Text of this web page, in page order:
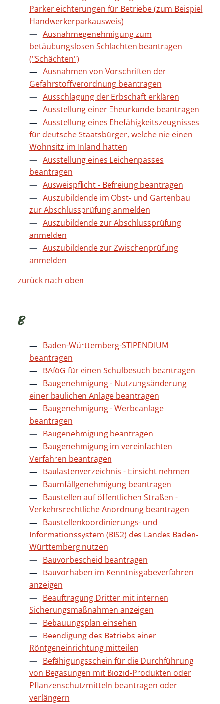
Parkerleichterungen für Betriebe (zum Beispiel
Handwerkerparkausweis)
Ausnahmegenehmigung zum
betäubungslosen Schlachten beantragen
("Schächten")
Ausnahmen von Vorschriften der
Gefahrstoffverordnung beantragen
Ausschlagung der Erbschaft erklären
Ausstellung einer Eheurkunde beantragen
Ausstellung eines Ehefähigkeitszeugnisses
für deutsche Staatsbürger, welche nie einen
Wohnsitz im Inland hatten
Ausstellung eines Leichenpasses
beantragen
Ausweispflicht - Befreiung beantragen
Auszubildende im Obst- und Gartenbau
zur Abschlussprüfung anmelden
Auszubildende zur Abschlussprüfung
anmelden
Auszubildende zur Zwischenprüfung
anmelden
zurück nach oben
B
Baden-Württemberg-STIPENDIUM
beantragen
BAföG für einen Schulbesuch beantragen
Baugenehmigung - Nutzungsänderung
einer baulichen Anlage beantragen
Baugenehmigung - Werbeanlage
beantragen
Baugenehmigung beantragen
Baugenehmigung im vereinfachten
Verfahren beantragen
Baulastenverzeichnis - Einsicht nehmen
Baumfällgenehmigung beantragen
Baustellen auf öffentlichen Straßen -
Verkehrsrechtliche Anordnung beantragen
Baustellenkoordinierungs- und
Informationssystem (BIS2) des Landes Baden-
Württemberg nutzen
Bauvorbescheid beantragen
Bauvorhaben im Kenntnisgabeverfahren
anzeigen
Beauftragung Dritter mit internen
Sicherungsmaßnahmen anzeigen
Bebauungsplan einsehen
Beendigung des Betriebs einer
Röntgeneinrichtung mitteilen
Befähigungsschein für die Durchführung
von Begasungen mit Biozid-Produkten oder
Pflanzenschutzmitteln beantragen oder
verlängern